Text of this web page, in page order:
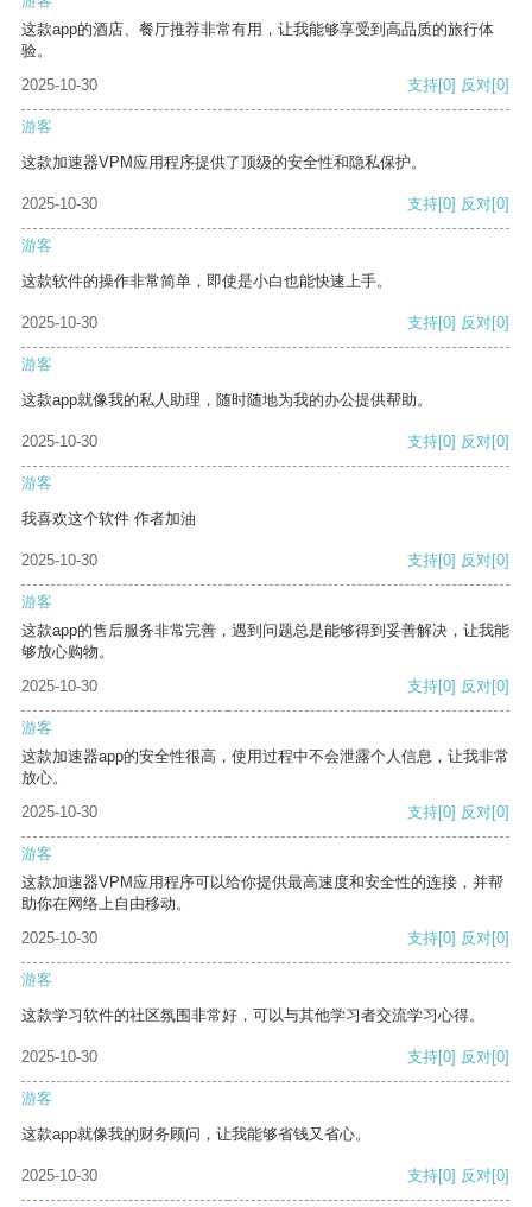
这款app的酒店、餐厅推荐非常有用，让我能够享受到高品质的旅行体
验。
2025-10-30
支持[0] 反对[0]
游客
这款加速器VPM应用程序提供了顶级的安全性和隐私保护。
2025-10-30 支持[0] 反对[0]
游客
这款软件的操作非常简单，即使是小白也能快速上手。
2025-10-30 支持[0] 反对[0]
游客
这款app就像我的私人助理，随时随地为我的办公提供帮助。
2025-10-30 支持[0] 反对[0]
游客
我喜欢这个软件 作者加油
2025-10-30 支持[0] 反对[0]
游客
这款app的售后服务非常完善，遇到问题总是能够得到妥善解决，让我能
够放心购物。
2025-10-30
支持[0] 反对[0]
游客
这款加速器app的安全性很高，使用过程中不会泄露个人信息，让我非常
放心。
2025-10-30
支持[0] 反对[0]
游客
这款加速器VPM应用程序可以给你提供最高速度和安全性的连接，并帮
助你在网络上自由移动。
2025-10-30
支持[0] 反对[0]
游客
这款学习软件的社区氛围非常好，可以与其他学习者交流学习心得。
2025-10-30 支持[0] 反对[0]
游客
这款app就像我的财务顾问，让我能够省钱又省心。
2025-10-30 支持[0] 反对[0]